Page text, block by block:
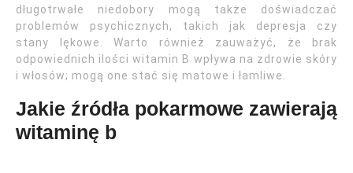
długotrwałe niedobory mogą także doświadczać
problemów psychicznych, takich jak depresja czy
stany lękowe. Warto również zauważyć, że brak
odpowiednich ilości witamin B wpływa na zdrowie skóry
i włosów; mogą one stać się matowe i łamliwe.
Jakie źródła pokarmowe zawierają
witaminę b